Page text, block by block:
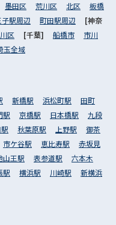
墨田区 荒川区 北区
板橋
子駅周辺 町田駅周辺
[神奈
区 [千葉] 船橋市
市川
玉全域
新橋駅 浜松町駅
田町
駅 京橋駅 日本橋駅
九段
秋葉原駅 上野駅
御茶
市ケ谷駅 恵比寿駅
赤坂見
山王駅 表参道駅
六本木
駅 横浜駅 川崎駅
新横浜